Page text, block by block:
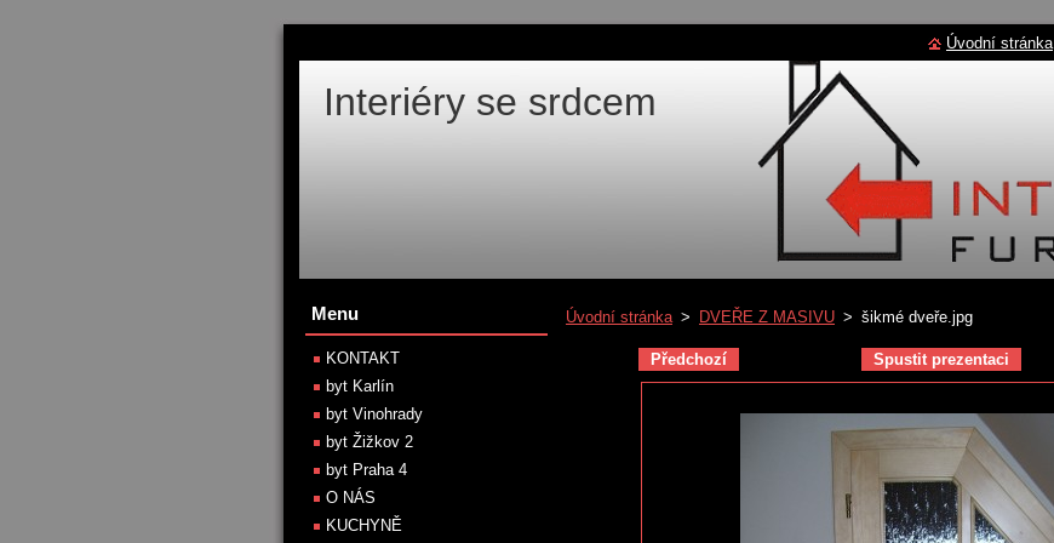
Interiéry se srdcem
Úvodní stránka > DVEŘE Z MASIVU > šikmé dveře.jpg
Předchozí Spustit prezentaci
Menu
KONTAKT
byt Karlín
byt Vinohrady
byt Žižkov 2
byt Praha 4
O NÁS
KUCHYNĚ
Úvodní stránka